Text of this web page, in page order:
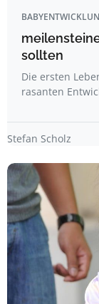
sollten
Die ersten
rasanten
Stefan Scholz